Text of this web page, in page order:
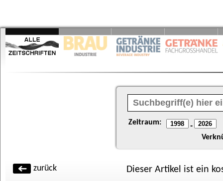
Zeitraum: -
zurück Dieser Artikel ist ein